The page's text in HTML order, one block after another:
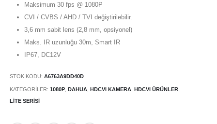
Maksimum 30 fps @ 1080P
CVI / CVBS / AHD / TVI değiştirilebilir.
3,6 mm sabit lens (2,8 mm, opsiyonel)
Maks. IR uzunluğu 30m, Smart IR
IP67, DC12V
STOK KODU: A6763A9DD40D
KATEGORILER: 1080P, DAHUA, HDCVI KAMERA, HDCVI ÜRÜNLER,
LITE SERISI